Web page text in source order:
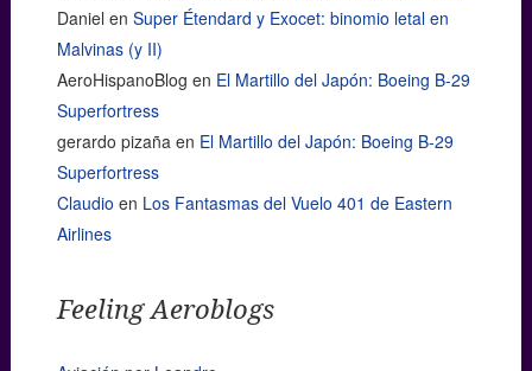
Daniel en Super Étendard y Exocet: binomio letal en
Malvinas (y II)
AeroHispanoBlog en El Martillo del Japón: Boeing B-29
Superfortress
gerardo pizaña en El Martillo del Japón: Boeing B-29
Superfortress
Claudio en Los Fantasmas del Vuelo 401 de Eastern
Airlines
Feeling Aeroblogs